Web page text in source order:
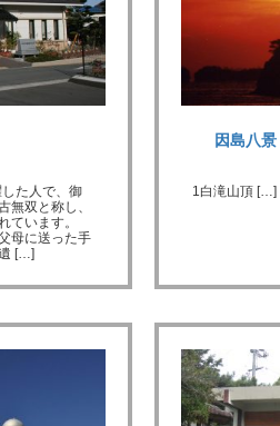
た人で、御
無双と称し、
ています。
母に送った手
[…]
因島八景
1白滝山頂 […]